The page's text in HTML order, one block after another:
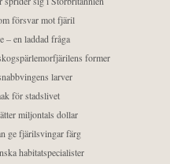
försvar mot fjäril
– en laddad fråga
former
larver
för stadslivet
miljontals dollar
ge fjärilsvingar färg
habitatspecialister